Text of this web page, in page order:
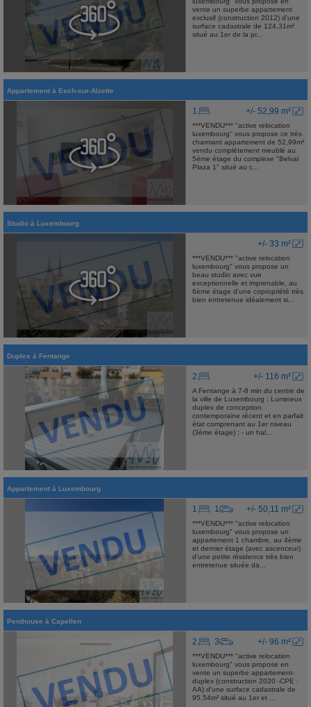
vente un superbe appartement
exclusif (construction 2012) d'une
surface cadastrale de 124,31m²
situé au 1er de la pr...
Appartement à Esch-sur-Alzette
+/- 52,99 m²
1
***VENDU*** ''active relocation
luxembourg'' vous propose ce très
charmant appartement de 52,99m²
vendu complétement meublé au
5ème étage du complexe "Belval
Plaza 1" situé au c...
Studio à Luxembourg
+/- 33 m²
***VENDU*** "active relocation
luxembourg" vous propose un
beau studio avec vue
exceptionnelle et imprenable, au
6ème étage d'une copropriété très
bien entretenue idéalement si...
Duplex à Fentange
+/- 116 m²
2
A Fentange à 7-8 min du centre de
la ville de Luxembourg : Lumineux
duplex de conception
contemporaine récent et en parfait
état comprenant au 1er niveau
(3ème étage) : - un hal...
Appartement à Luxembourg
+/- 50,11 m²
1 1
***VENDU*** "active relocation
luxembourg" vous propose un
appartement 1 chambre, au 4ème
et dernier étage (avec ascenceur)
d'une petite résidence très bien
entretenue située da...
Penthouse à Capellen
+/- 96 m²
2 3
***VENDU*** "active relocation
luxembourg" vous propose en
vente un superbe appartement-
duplex (construction 2020 -CPE :
AA) d'une surface cadastrale de
95,54m² situé au 1er et ...